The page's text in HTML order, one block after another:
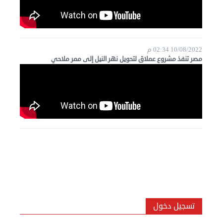
10/08/2022 02:34 م
مصر تنفذ مشروع عملاق لتحويل نهر النيل إلى ممر ملاحي
تسجيل دخول